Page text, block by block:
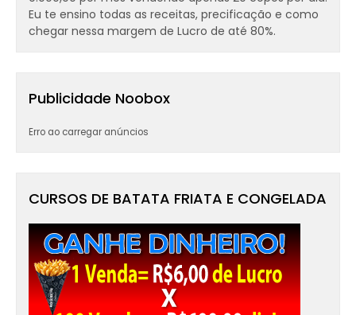
Eu te ensino todas as receitas, precificação e como
chegar nessa margem de Lucro de até 80%.
Publicidade Noobox
Erro ao carregar anúncios
CURSOS DE BATATA FRIATA E CONGELADA